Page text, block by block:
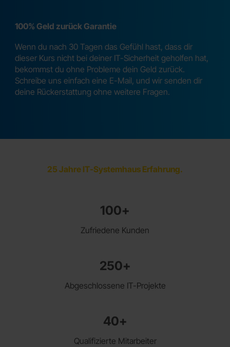
100% Geld zurück Garantie
Wenn du nach 30 Tagen das Gefühl hast, dass dir
dieser Kurs nicht bei deiner IT-Sicherheit geholfen hat,
bekommst du ohne Probleme dein Geld zurück.
Schreibe uns einfach eine E-Mail, und wir senden dir
deine Rückerstattung ohne weitere Fragen.
25 Jahre IT-Systemhaus Erfahrung.
100+
Zufriedene Kunden
250+
Abgeschlossene IT-Projekte
40+
Qualifizierte Mitarbeiter